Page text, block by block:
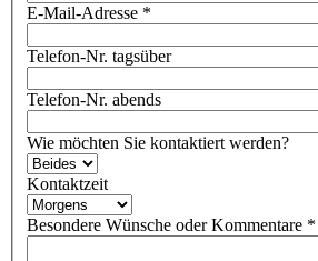
E-Mail-Adresse *
Telefon-Nr. tagsüber
Telefon-Nr. abends
Wie möchten Sie kontaktiert werden?
Kontaktzeit
Besondere Wünsche oder Kommentare *